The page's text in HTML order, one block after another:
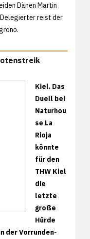
Dänen Martin
Delegierter reist der
Kiel. Das
Duell bei
Naturhou
se La
Rioja
könnte
für den
THW Kiel
die
letzte
große
Hürde
der Vorrunden-